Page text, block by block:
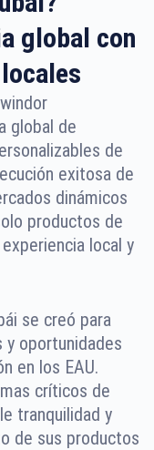
global con
global de
de
exitosa de
dinámicos
productos de
local y
se creó para
oportunidades
en los EAU.
críticos de
tranquilidad y
de sus productos